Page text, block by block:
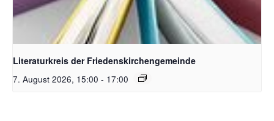
Bildquelle Pixabay
Literaturkreis der Friedenskirchengemeinde
7. August 2026, 15:00 - 17:00